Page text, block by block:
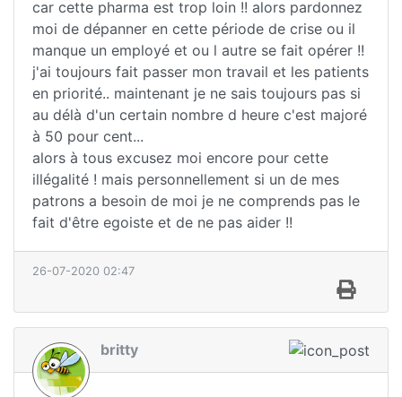
car cette pharma est trop loin !! alors pardonnez
moi de dépanner en cette période de crise ou il
manque un employé et ou l autre se fait opérer !!
j'ai toujours fait passer mon travail et les patients
en priorité.. maintenant je ne sais toujours pas si
au délà d'un certain nombre d heure c'est majoré
à 50 pour cent...
alors à tous excusez moi encore pour cette
illégalité ! mais personnellement si un de mes
patrons a besoin de moi je ne comprends pas le
fait d'être egoiste et de ne pas aider !!
26-07-2020 02:47
britty